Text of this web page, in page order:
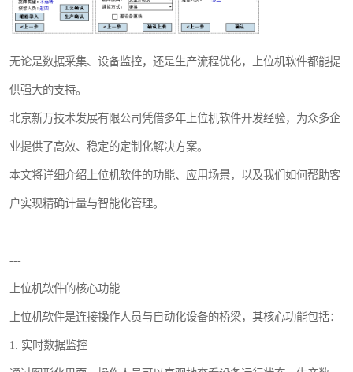
无论是数据采集、设备监控，还是生产流程优化，上位机软件都能提
供强大的支持。
北京新万技术发展有限公司凭借多年上位机软件开发经验，为众多企
业提供了高效、稳定的定制化解决方案。
本文将详细介绍上位机软件的功能、应用场景，以及我们如何帮助客
户实现精确计量与智能化管理。
---
上位机软件的核心功能
上位机软件是连接操作人员与自动化设备的桥梁，其核心功能包括：
1. 实时数据监控